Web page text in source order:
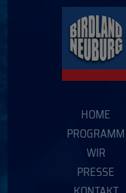
HOME
PROGRAMM
WIR
PRESSE